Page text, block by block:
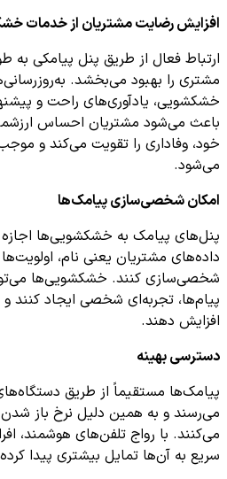
افزایش رضایت مشتریان از خدمات
ارتباط فعال از طریق پنل پیامکی به
مشتری را بهبود می‌بخشد.
خشکشویی، یادآوری‌های راحت و
باعث می‌شود مشتریان احساس
خود، وفاداری را تقویت می‌کند و
می‌شود.
امکان شخصی‌سازی پیامک‌ها
پنل‌های پیامک به خشکشویی‌ها
داده‌های مشتریان یعنی نام،
شخصی‌سازی کنند. خشکشویی‌ها
پیام‌ها، تجربه‌ای شخصی ایجاد کنند
افزایش دهند.
دسترسی بهینه
پیامک‌ها مستقیماً از طریق
می‌رسند و به همین دلیل نرخ باز
می‌کنند. با رواج تلفن‌های هوشمند،
سریع به آن‌ها تمایل بیشتری پیدا کرده